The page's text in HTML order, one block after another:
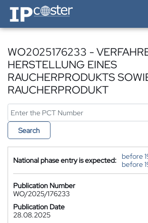
IP-Coster — Home
WO2025176233 -
HERSTELLUNG EINES
RAUCHERPRODUKTS
RAUCHERPRODUKT
Search
National phase entry is expected:
before
before
Publication Number
WO/2025/176233
Publication Date
28.08.2025